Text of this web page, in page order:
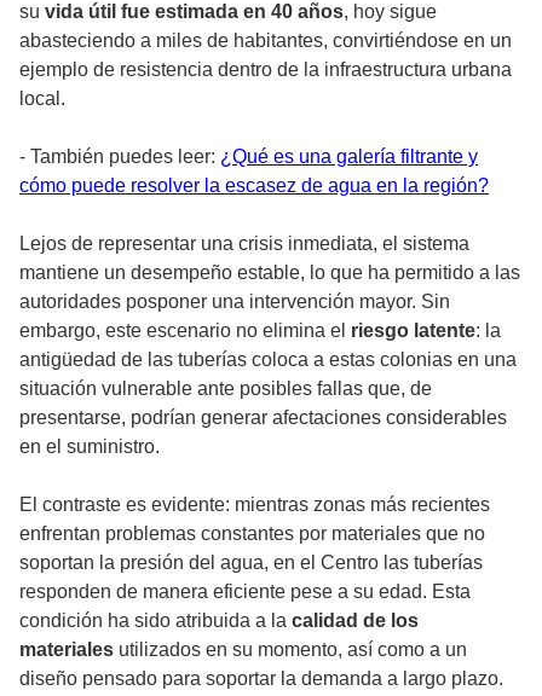
su vida útil fue estimada en 40 años, hoy sigue
abasteciendo a miles de habitantes, convirtiéndose en un
ejemplo de resistencia dentro de la infraestructura urbana
local.
- También puedes leer: ¿Qué es una galería filtrante y
cómo puede resolver la escasez de agua en la región?
Lejos de representar una crisis inmediata, el sistema
mantiene un desempeño estable, lo que ha permitido a las
autoridades posponer una intervención mayor. Sin
embargo, este escenario no elimina el riesgo latente: la
antigüedad de las tuberías coloca a estas colonias en una
situación vulnerable ante posibles fallas que, de
presentarse, podrían generar afectaciones considerables
en el suministro.
El contraste es evidente: mientras zonas más recientes
enfrentan problemas constantes por materiales que no
soportan la presión del agua, en el Centro las tuberías
responden de manera eficiente pese a su edad. Esta
condición ha sido atribuida a la calidad de los
materiales utilizados en su momento, así como a un
diseño pensado para soportar la demanda a largo plazo.